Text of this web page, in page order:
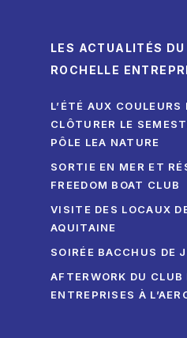
LES ACTUALITÉS
ROCHELLE
L’ÉTÉ AUX COULEURS
CLÔTURER LE
PÔLE LEA NATURE
SORTIE EN MER ET
FREEDOM BOAT CLUB
VISITE DES LOCAUX
AQUITAINE
SOIRÉE BACCHUS DE
AFTERWORK DU CLUB
ENTREPRISES À